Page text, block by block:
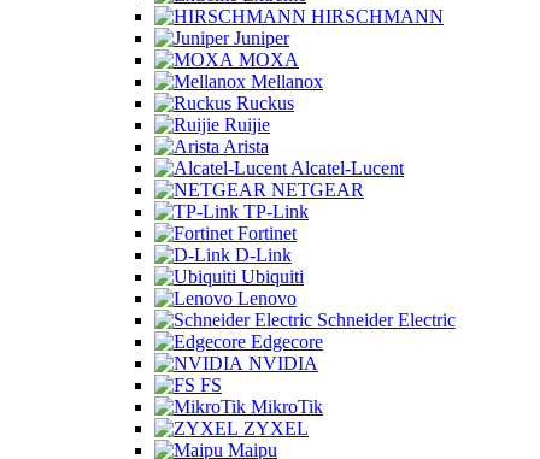
HIRSCHMANN
Juniper
MOXA
Mellanox
Ruckus
Ruijie
Arista
Alcatel-Lucent
NETGEAR
TP-Link
Fortinet
D-Link
Ubiquiti
Lenovo
Schneider Electric
Edgecore
NVIDIA
FS
MikroTik
ZYXEL
Maipu